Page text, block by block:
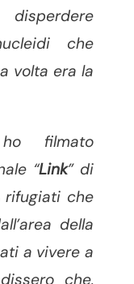
che
volta era la
filmato
“Link” di
rifugiati che
della
a vivere a
che,